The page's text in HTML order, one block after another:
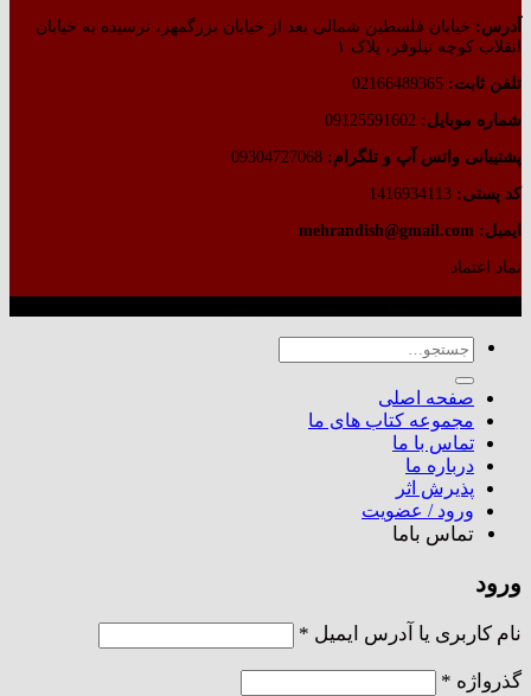
آدرس: خیابان فلسطین شمالی بعد از خیابان بزرگمهر، نرسیده به خیابان
انقلاب کوچه نیلوفر، پلاک ۱
تلفن ثابت:
شماره موبایل:
پشتیبانی واتس آپ و تلگرام:
کد پستی:
ایمیل: mehrandish@gmail.com
نماد اعتماد
جستجو
برای:
صفحه اصلی
مجموعه کتاب های ما
تماس با ما
درباره ما
پذیرش اثر
ورود / عضویت
تماس باما
ورود
نام کاربری یا آدرس ایمیل *
گذرواژه *